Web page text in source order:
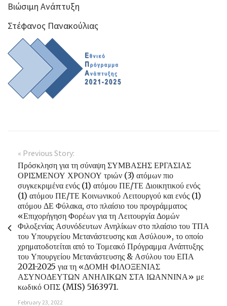
Βιώσιμη Ανάπτυξη
Στέφανος Πανακούλιας
« Previous Story:
Πρόσκληση για τη σύναψη ΣΥΜΒΑΣΗΣ ΕΡΓΑΣΙΑΣ
ΟΡΙΣΜΕΝΟΥ ΧΡΟΝΟΥ τριών (3) ατόμων πιο
συγκεκριμένα ενός (1) ατόμου ΠΕ/ΤΕ Διοικητικού ενός
(1) ατόμου ΠΕ/ΤΕ Κοινωνικού Λειτουργού και ενός (1)
ατόμου ΔΕ Φύλακα, στο πλαίσιο του προγράμματος
«Επιχορήγηση Φορέων για τη Λειτουργία Δομών
Φιλοξενίας Ασυνόδευτων Ανηλίκων στο πλαίσιο του ΤΠΑ
του Υπουργείου Μετανάστευσης και Ασύλου», το οποίο
χρηματοδοτείται από το Τομεακό Πρόγραμμα Ανάπτυξης
του Υπουργείου Μετανάστευσης & Ασύλου του ΕΠΑ
2021-2025 για τη «ΔΟΜΗ ΦΙΛΟΞΕΝΙΑΣ
ΑΣΥΝΟΔΕΥΤΩΝ ΑΝΗΛΙΚΩΝ ΣΤΑ ΙΩΑΝΝΙΝΑ» με
κωδικό ΟΠΣ (MIS) 5163971.
February 23, 2022